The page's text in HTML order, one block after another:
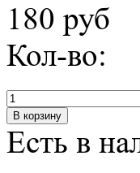
180 руб
Кол-во:
Есть в